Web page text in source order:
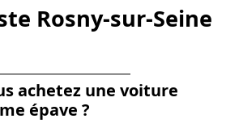
Rosny-sur-Seine
achetez une voiture
épave ?